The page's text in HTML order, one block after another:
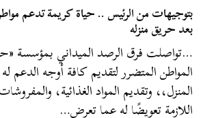
بتوجيهات من الرئيس .. حياة كريمة تدعم
بعد حريق منزله
…تواصلت فرق الرصد الميداني بمؤسسة
المواطن المتضرر لتقديم كافة أوجه الدعم
المنزل،، وتقديم المواد الغذائية،
اللازمة تعويضًا له عما تعرض…